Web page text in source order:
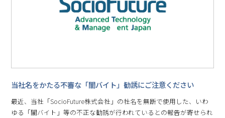
当社名をかたる不審な「闇バイト」勧誘にご注意ください
最近、当社「SocioFuture株式会社」の社名を無断で使用した、いわ
ゆる「闇バイト」等の不正な勧誘が行われているとの報告が寄せられ